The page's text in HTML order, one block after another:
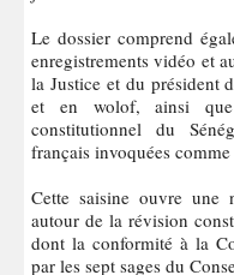
Le dossier comprend
enregistrements vidéo et
la Justice et du président
et en wolof, ainsi que
constitutionnel du
français invoquées
Cette saisine ouvre une
autour de la révision
dont la conformité à la
par les sept sages du